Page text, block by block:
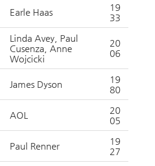
Earle Haas
19
33
Linda Avey, Paul
Cusenza, Anne
Wojcicki
20
06
James Dyson
19
80
AOL
20
05
Paul Renner
19
27